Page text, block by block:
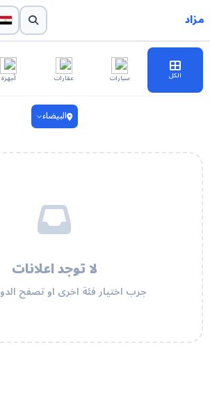
مزاد
الكل سيارات عقارات أجهزة
البيضاء
لا توجد اعلانات
جرب اختيار فئة اخرى او تصفح